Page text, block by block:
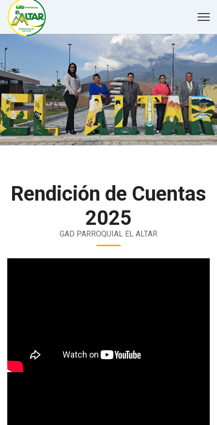
Rendición de Cuentas
2025
GAD PARROQUIAL EL ALTAR